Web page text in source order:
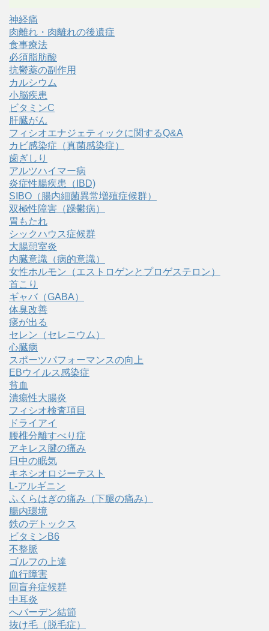
神経痛
肉離れ・肉離れの後遺症
食事療法
必須脂肪酸
抗鬱薬の副作用
カルシウム
小脳疾患
ビタミンC
肝臓がん
フィシオエナジェティックに関するQ&A
カビ感染症（真菌感染症）
歯ぎしり
アルツハイマー病
炎症性腸疾患（IBD)
SIBO（腸内細菌異常増殖症候群）
双極性障害（躁鬱病）
胃もたれ
シックハウス症候群
大腸憩室炎
内臓意識（病的意識）
女性ホルモン（エストロゲンとプロゲステロン）
首こり
ギャバ（GABA）
体臭改善
痰が出る
セレン（セレニウム）
心臓病
スポーツパフォーマンスの向上
EBウイルス感染症
貧血
潰瘍性大腸炎
フィシオ検査項目
ドライアイ
腰椎分離すべり症
アキレス腱の痛み
日中の眠気
キネシオロジーテスト
L-アルギニン
ふくらはぎの痛み（下腿の痛み）
腸内環境
鉄のデトックス
ビタミンB6
不整脈
ゴルフの上達
血行障害
回盲弁症候群
中耳炎
へバーデン結節
抜け毛（脱毛症）